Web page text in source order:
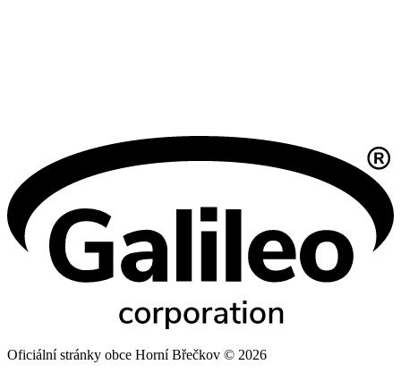
Oficiální stránky obce Horní Břečkov © 2026